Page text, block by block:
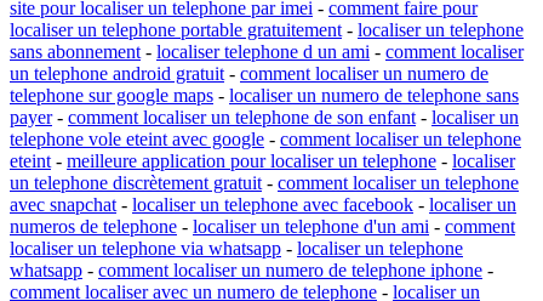
site pour localiser un telephone par imei - comment faire pour
localiser un telephone portable gratuitement - localiser un telephone
sans abonnement - localiser telephone d un ami - comment localiser
un telephone android gratuit - comment localiser un numero de
telephone sur google maps - localiser un numero de telephone sans
payer- comment localiser un telephone de son enfant - localiser un
telephone vole eteint avec google - comment localiser un telephone
eteint - meilleure application pour localiser un telephone - localiser
un telephone discrètement gratuit - comment localiser un telephone
avec snapchat - localiser un telephone avec facebook - localiser un
numeros de telephone - localiser un telephone d'un ami - comment
localiser un telephone via whatsapp - localiser un telephone
whatsapp - comment localiser un numero de telephone iphone -
comment localiser avec un numero de telephone - localiser un